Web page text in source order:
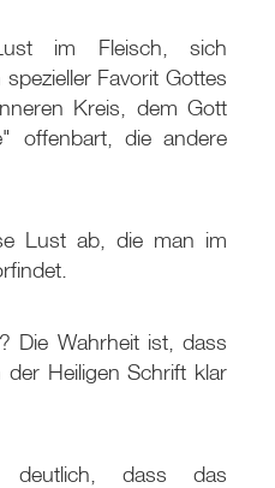
im Fleisch, sich
Favorit Gottes
Kreis, dem Gott
offenbart, die andere
Lust ab, die man im
Die Wahrheit ist, dass
Heiligen Schrift klar
deutlich, dass das